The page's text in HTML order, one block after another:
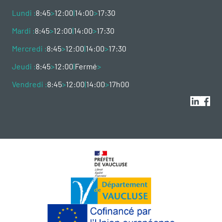
Lundi :8:45>12:00|14:00>17:30
Mardi :8:45>12:00|14:00>17:30
Mercredi :8:45>12:00|14:00>17:30
Jeudi :8:45>12:00|Fermé>
Vendredi :8:45>12:00|14:00>17h00